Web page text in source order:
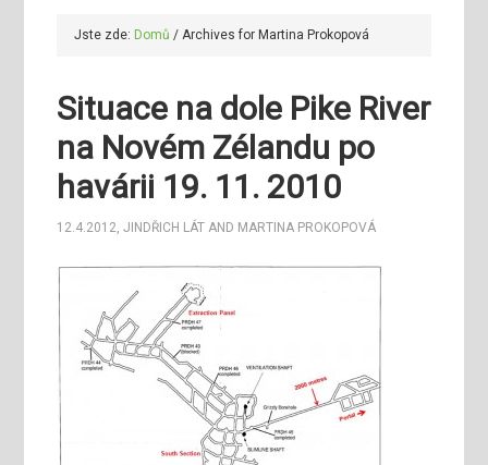
Jste zde: Domů / Archives for Martina Prokopová
Situace na dole Pike River
na Novém Zélandu po
havárii 19. 11. 2010
12.4.2012,JINDŘICH LÁT AND MARTINA PROKOPOVÁ